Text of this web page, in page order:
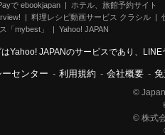
で ebookjapan
ホテル、旅館予約サイト
料理レシピ動画サービス クラシル
「mybest」
Yahoo! JAPAN
Yahoo! JAPANのサービスであり、
センター - 利用規約 - 会社概要 -
©
© 株式